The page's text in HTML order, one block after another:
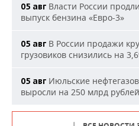
05 авг Власти России
выпуск бензина «Евро-3»
05 авг В России продажи
грузовиков снизились на
05 авг Июльские
выросли на 250 млрд рублей